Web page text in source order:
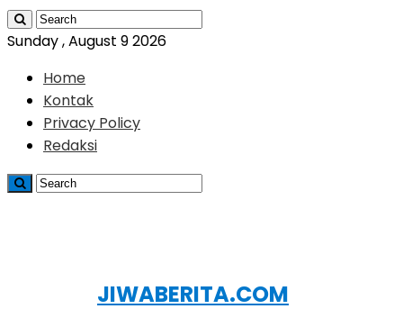
Sunday , August 9 2026
Home
Kontak
Privacy Policy
Redaksi
JIWABERITA.COM